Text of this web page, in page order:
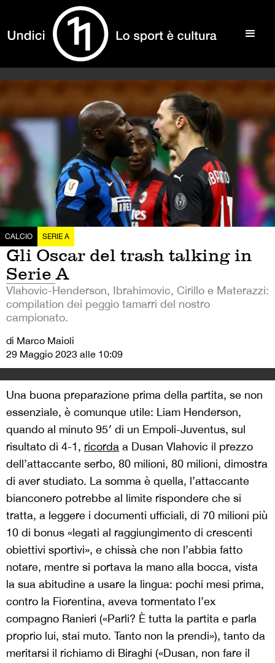
CALCIO SERIE A
Gli Oscar del trash talking in
Serie A
Vlahovic-Henderson, Ibrahimovic, Cirillo e Materazzi:
compilation dei peggio tamarri del nostro
campionato.
di Marco Maioli
29 Maggio 2023 alle 10:09
Una buona preparazione prima della partita, se non
essenziale, è comunque utile: Liam Henderson,
quando al minuto 95′ di un Empoli-Juventus, sul
risultato di 4-1, ricorda a Dusan Vlahovic il prezzo
dell’attaccante serbo, 80 milioni, 80 milioni, dimostra
di aver studiato. La somma è quella, l’attaccante
bianconero potrebbe al limite rispondere che si
tratta, a leggere i documenti ufficiali, di 70 milioni più
10 di bonus «legati al raggiungimento di crescenti
obiettivi sportivi», e chissà che non l’abbia fatto
notare, mentre si portava la mano alla bocca, vista
la sua abitudine a usare la lingua: pochi mesi prima,
contro la Fiorentina, aveva tormentato l’ex
compagno Ranieri («Parli? È tutta la partita e parla
proprio lui, stai muto. Tanto non la prendi»), tanto da
meritarsi il richiamo di Biraghi («Dusan, non fare il